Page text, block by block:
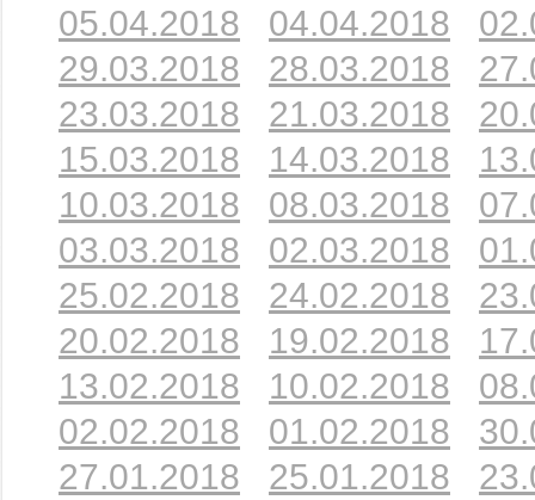
05.04.2018
04.04.2018
29.03.2018
28.03.2018
23.03.2018
21.03.2018
15.03.2018
14.03.2018
10.03.2018
08.03.2018
03.03.2018
02.03.2018
25.02.2018
24.02.2018
20.02.2018
19.02.2018
13.02.2018
10.02.2018
02.02.2018
01.02.2018
27.01.2018
25.01.2018